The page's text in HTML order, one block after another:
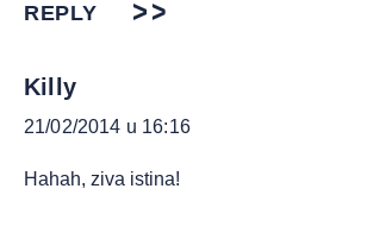
REPLY
Killy
21/02/2014 u 16:16
Hahah, ziva istina!